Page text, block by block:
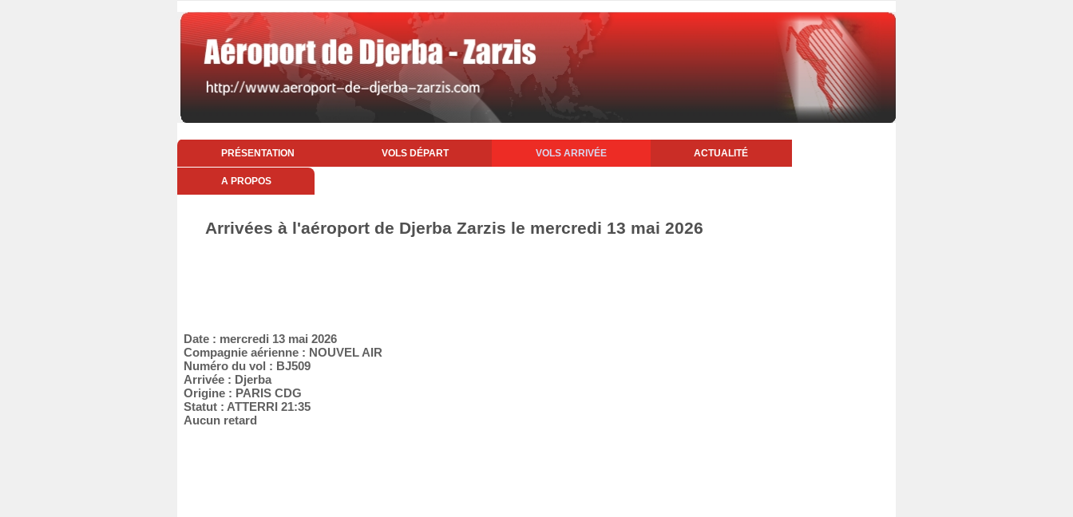
PRÉSENTATION VOLS DÉPART VOLS ARRIVÉE ACTUALITÉ
A PROPOS
Arrivées à l'aéroport de Djerba Zarzis le mercredi 13 mai 2026
Date : mercredi 13 mai 2026
Compagnie aérienne : NOUVEL AIR
Numéro du vol : BJ509
Arrivée : Djerba
Origine : PARIS CDG
Statut : ATTERRI 21:35
Aucun retard